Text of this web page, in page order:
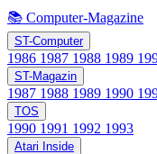
📚 Computer-Magazine
ST-Computer
1986 1987 1988 1989
ST-Magazin
1987 1988 1989 1990
TOS
1990 1991 1992 1993
Atari Inside